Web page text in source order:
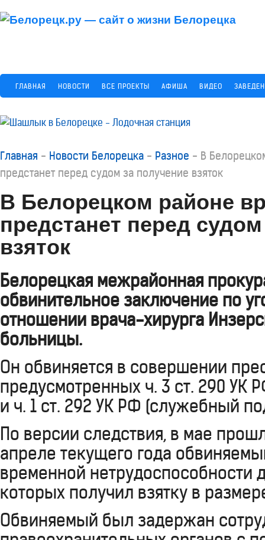
ГЛАВНАЯ НОВОСТИ ВСЕ ПРОЕКТЫ АФИША ВИДЕО
Главная - Новости Белорецка - Разное - В
предстанет перед судом за получение взяток
В Белорецком районе
предстанет перед
взяток
Белорецкая межрайонная
обвинительное заключение по
отношении врача-хирурга
больницы.
Он обвиняется в совершении
предусмотренных ч. 3 ст. 290 УК
и ч. 1 ст. 292 УК РФ (служебный
По версии следствия, в мае
апреле текущего года
временной нетрудоспособности
которых получил взятку в
Обвиняемый был задержан